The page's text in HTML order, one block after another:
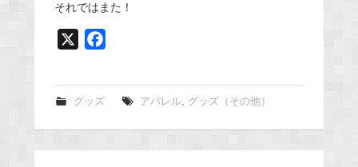
それではまた！
グッズ アパレル, グッズ（その他）